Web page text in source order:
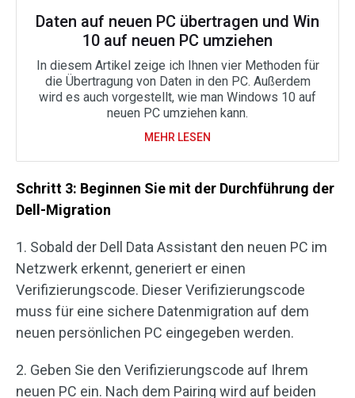
Daten auf neuen PC übertragen und Win
10 auf neuen PC umziehen
In diesem Artikel zeige ich Ihnen vier Methoden für
die Übertragung von Daten in den PC. Außerdem
wird es auch vorgestellt, wie man Windows 10 auf
neuen PC umziehen kann.
MEHR LESEN
Schritt 3: Beginnen Sie mit der Durchführung der
Dell-Migration
1. Sobald der Dell Data Assistant den neuen PC im
Netzwerk erkennt, generiert er einen
Verifizierungscode. Dieser Verifizierungscode
muss für eine sichere Datenmigration auf dem
neuen persönlichen PC eingegeben werden.
2. Geben Sie den Verifizierungscode auf Ihrem
neuen PC ein. Nach dem Pairing wird auf beiden